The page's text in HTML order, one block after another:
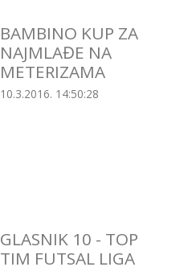
BAMBINO KUP ZA
NAJMLAĐE NA
METERIZAMA
10.3.2016. 14:50:28
GLASNIK 10 - TOP
TIM FUTSAL LIGA